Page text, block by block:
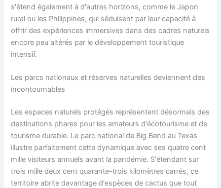
s'étend également à d'autres horizons, comme le Japon
rural ou les Philippines, qui séduisent par leur capacité à
offrir des expériences immersives dans des cadres naturels
encore peu altérés par le développement touristique
intensif.
Les parcs nationaux et réserves naturelles deviennent des
incontournables
Les espaces naturels protégés représentent désormais des
destinations phares pour les amateurs d'écotourisme et de
tourisme durable. Le parc national de Big Bend au Texas
illustre parfaitement cette dynamique avec ses quatre cent
mille visiteurs annuels avant la pandémie. S'étendant sur
trois mille deux cent quarante-trois kilomètres carrés, ce
territoire abrite davantage d'espèces de cactus que tout